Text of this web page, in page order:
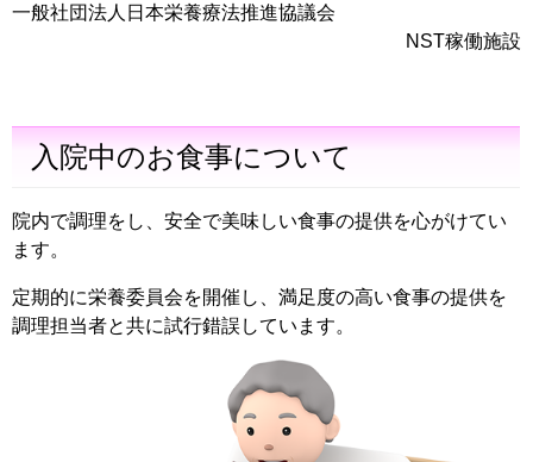
療法人社団 仁恵会 石井病院
一般社団法人日本栄養療法推進協議会
NST稼働施設
入院中のお食事について
院内で調理をし、安全で美味しい食事の提供を心がけてい
ます。
定期的に栄養委員会を開催し、満足度の高い食事の提供を
調理担当者と共に試行錯誤しています。